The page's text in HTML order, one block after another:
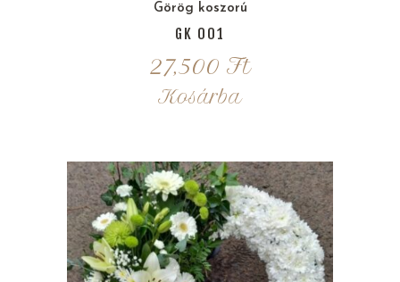
Görög koszorú
GK 001
27,500 Ft
Kosárba